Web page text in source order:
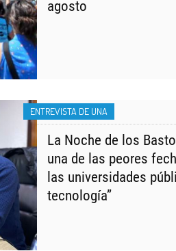
agosto
ENTREVISTA DE UNA
La Noche de los
una de las peores
las universidades
tecnología”